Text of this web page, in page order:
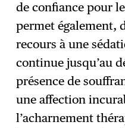
de confiance pour
permet également,
recours à une
continue jusqu’au
présence de
une affection
l’acharnement